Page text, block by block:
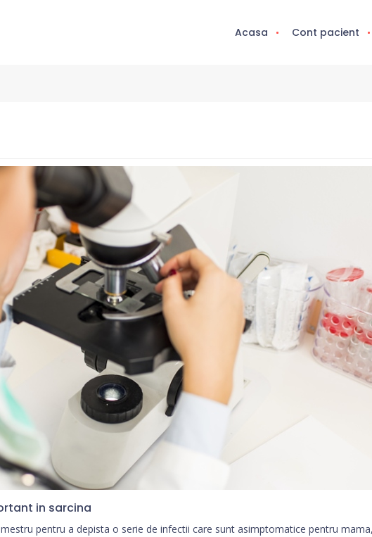
Acasa Cont pacient
in sarcina
pentru a depista o serie de infectii care sunt asimptomatice pentru